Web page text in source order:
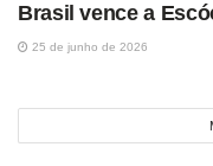
Brasil vence a
25 de junho de 2026